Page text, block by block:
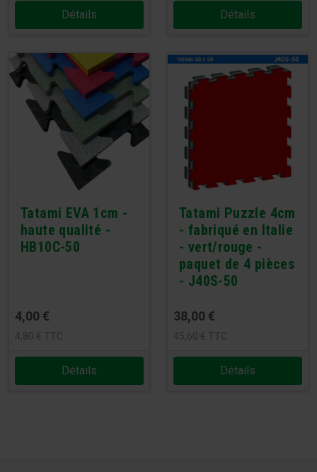
Détails Détails
Tatami EVA 1cm -
haute qualité -
HB10C-50
4,00 €
4,80 € TTC
Détails
Tatami Puzzle 4cm
- fabriqué en Italie
- vert/rouge -
paquet de 4 pièces
- J40S-50
38,00 €
45,60 € TTC
Détails